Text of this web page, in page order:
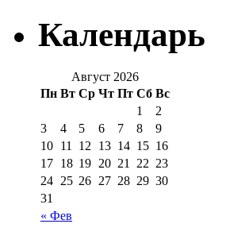
Календарь
Август 2026
Пн Вт Ср Чт Пт Сб Вс
« Фев
1
2
3
4 5 6 7 8
9
10 11 12 13 14 15 16
17 18 19 20 21 22 23
24 25 26 27 28 29 30
31